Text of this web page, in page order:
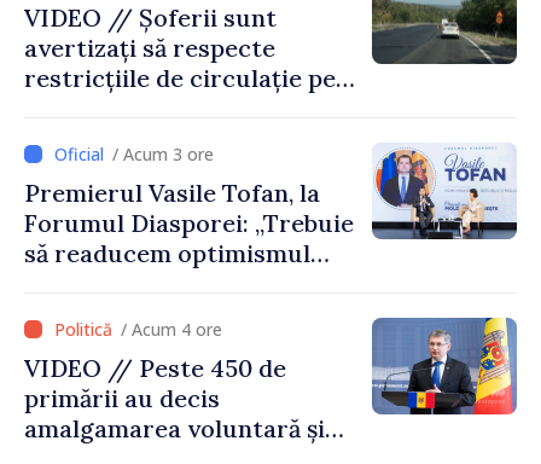
VIDEO // Șoferii sunt
avertizați să respecte
restricțiile de circulație pe
desfășoară lucrări de
reparație/ Acum 3 ore
Premierul Vasile Tofan, la
Forumul Diasporei: „Trebuie
să readucem optimismul
Republica Moldova merge în
direcția corectă”
/ Acum 4 ore
VIDEO // Peste 450 de
primării au decis
amalgamarea voluntară și